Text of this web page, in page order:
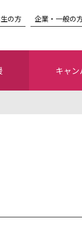
の方 企業・一般の
キャン